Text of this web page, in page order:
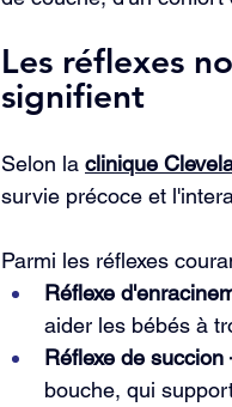
Les réflexes
signifient
Selon la clinique
survie précoce et
Parmi les réflexes
Réflexe
aider les bébés à
Réflexe de succion
bouche, qui